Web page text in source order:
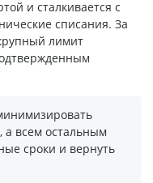
и сталкивается с
списания. За
лимит
а всем остальным
сроки и вернуть